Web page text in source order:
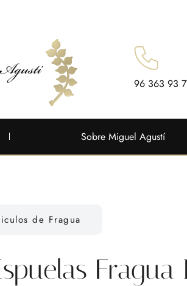
96 363 93
Sobre Miguel Agustí
de Fragua